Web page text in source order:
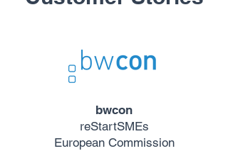
bwcon
reStartSMEs
European Commission